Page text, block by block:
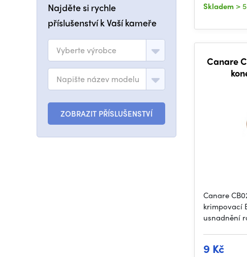
Najděte si rychle
příslušenství k Vaší kameře
Vyberte výrobce
Napište název modelu
ZOBRAZIT PŘÍSLUŠENSTVÍ
Skladem >
Canare
Canare
krimpovací
usnadnění
9 Kč